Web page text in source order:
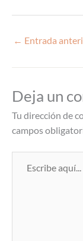
← Entrada
Deja un
Tu dirección de
campos
aquí...